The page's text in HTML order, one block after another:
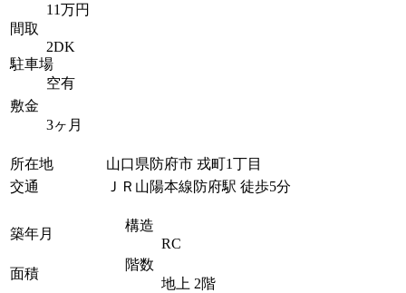
11万円
間取
2DK
駐車場
空有
敷金
3ヶ月
所在地
山口県防府市 戎町1丁目
交通
ＪＲ山陽本線防府駅 徒歩5分
築年月
構造
RC
面積
階数
地上 2階